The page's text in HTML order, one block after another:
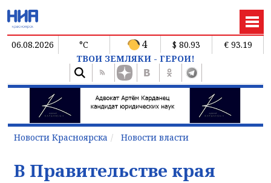
06.08.2026 °C 4 $ 80.93
€ 93.19
ТВОИ ЗЕМЛЯКИ - ГЕРОИ!
Новости Красноярска Новости власти
В Правительстве края